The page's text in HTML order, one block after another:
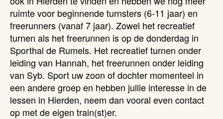
ruimte voor beginnende turnsters (6-11 jaar) en
freerunners (vanaf 7 jaar). Zowel het recreatief
turnen als het freerunnen is op de donderdag in
Sporthal de Rumels. Het recreatief turnen onder
leiding van Hannah, het freerunnen onder leiding
van Syb. Sport uw zoon of dochter momenteel in
een andere groep en hebben jullie interesse in de
lessen in Hierden, neem dan vooral even contact
op met de eigen train(st)er.